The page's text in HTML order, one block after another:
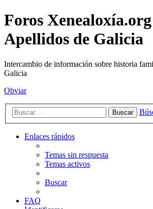
Foros
Apellidos de Galicia
Intercambio de información sobre historia
Galicia
Obviar
Buscar
Enlaces rápidos
Temas sin respuesta
Temas activos
Buscar
FAQ